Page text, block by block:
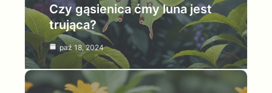
Czy gąsienica ćmy luna jest
trująca?
paź 18, 2024